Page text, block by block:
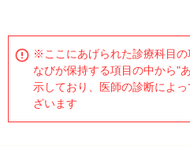
※ここにあげられた診療科目
なびが保持する項目の中から"
示しており、医師の診断によ
ざいます